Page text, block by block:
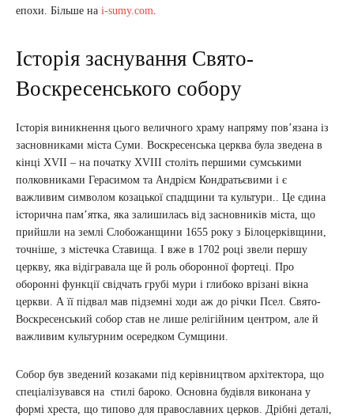
епохи. Більше на i-sumy.com.
Історія заснування Свято-
Воскресенського собору
Історія виникнення цього величного храму напряму пов’язана із
засновниками міста Суми. Воскресенська церква була зведена в
кінці XVII – на початку XVIII століть першими сумськими
полковниками Герасимом та Андрієм Кондратьєвими і є
важливим символом козацької спадщини та культури.. Це єдина
історична пам’ятка, яка залишилась від засновників міста, що
прийшли на землі Слобожанщини 1655 року з Білоцерківщини,
точніше, з містечка Ставища. І вже в 1702 році звели першу
церкву, яка відігравала ще й роль оборонної фортеці. Про
оборонні функції свідчать грубі мури і глибоко врізані вікна
церкви. А її підвал мав підземні ходи аж до річки Псел. Свято-
Воскресенський собор став не лише релігійним центром, але й
важливим культурним осередком Сумщини.
Собор був зведений козаками під керівництвом архітектора, що
спеціалізувався на стилі бароко. Основна будівля виконана у
формі хреста, що типово для православних церков. Дрібні деталі,